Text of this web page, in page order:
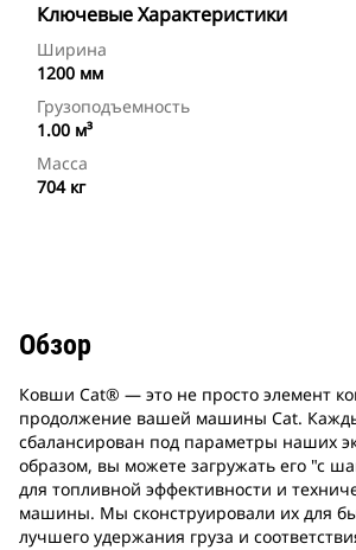
Ключевые Характеристики
Ширина
1200 мм
Грузоподъемность
1.00 м³
Масса
704 кг
Обзор
Ковши Cat® — это не просто элемент
продолжение вашей машины Cat.
сбалансирован под параметры наших
образом, вы можете загружать его "с
для топливной эффективности и
машины. Мы сконструировали их для
лучшего удержания груза и